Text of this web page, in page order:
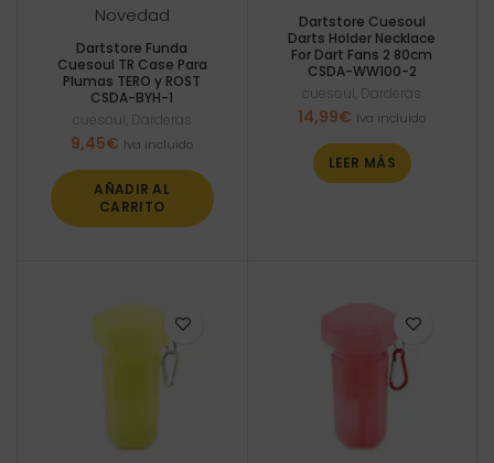
Novedad
Dartstore Funda
Cuesoul TR Case Para
Plumas TERO y ROST
CSDA-BYH-1
cuesoul Darderas
9,45€ Iva incluido
AÑADIR AL
CARRITO
Dartstore Cuesoul
Darts Holder Necklace
For Dart Fans 2 80cm
CSDA-WW100-2
cuesoul Darderas
14,99€ Iva incluido
LEER MÁS